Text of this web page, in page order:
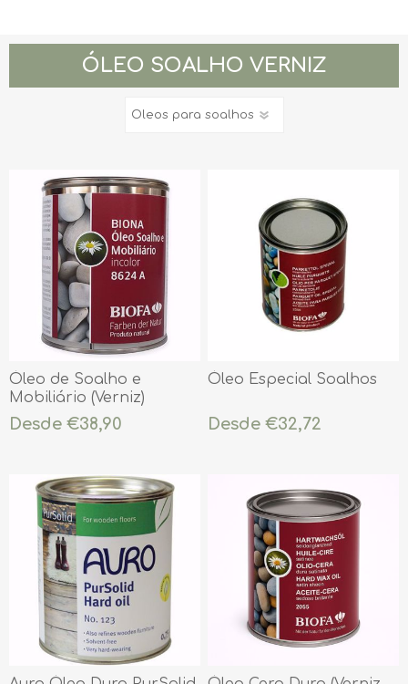
ÓLEO SOALHO VERNIZ
Óleo de Soalho e
Mobiliário (Verniz)
Desde €38,90
Óleo Especial Soalhos
Desde €32,72